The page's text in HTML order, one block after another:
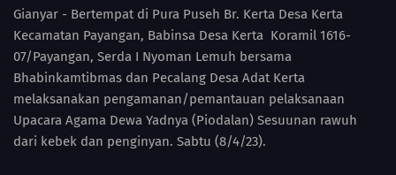
Gianyar - Bertempat di Pura Puseh Br. Kerta Desa Kerta
Kecamatan Payangan, Babinsa Desa Kerta Koramil 1616-
07/Payangan, Serda I Nyoman Lemuh bersama
Bhabinkamtibmas dan Pecalang Desa Adat Kerta
melaksanakan pengamanan/pemantauan pelaksanaan
Upacara Agama Dewa Yadnya (Piodalan) Sesuunan rawuh
dari kebek dan penginyan. Sabtu (8/4/23).